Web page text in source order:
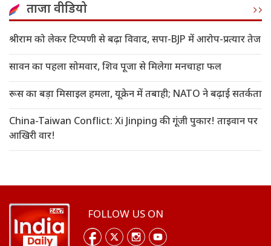
ताजा वीडियो
श्रीराम को लेकर टिप्पणी से बढ़ा विवाद, सपा-BJP में आरोप-प्रत्यार तेज
सावन का पहला सोमवार, शिव पूजा से मिलेगा मनचाहा फल
रूस का बड़ा मिसाइल हमला, यूक्रेन में तबाही; NATO ने बढ़ाई सतर्कता
China-Taiwan Conflict: Xi Jinping की गूंजी पुकार! ताइवान पर
आखिरी वार!
FOLLOW US ON